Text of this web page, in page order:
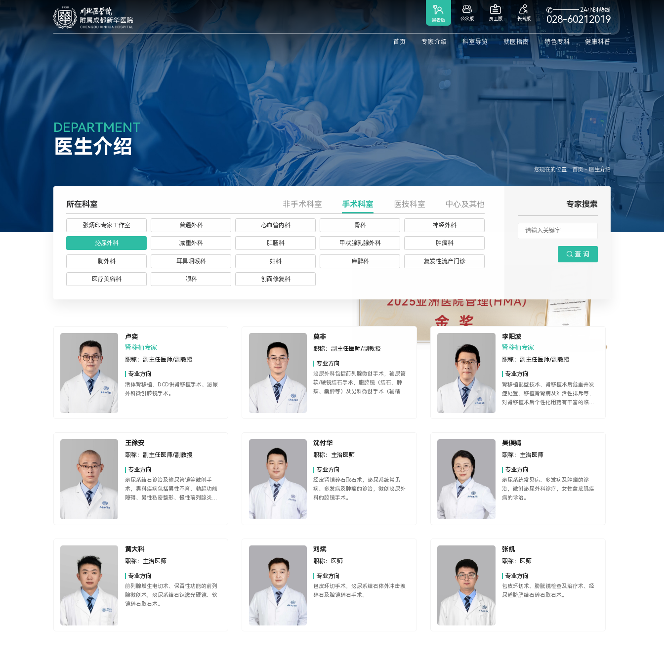
患者版

公众版

员工版

长者版
 24小时热线
028-60212019
首页 专家介绍 科室导览 就医指南 特色专科 健康科普
DEPARTMENT
医生介绍
您现在的位置：首页 - 医生介绍
所在科室 非手术科室 手术科室 医技科室 中心及其他
张炳印专家工作室 普通外科 心血管内科 骨科 神经外科
泌尿外科 减重外科 肛肠科 甲状腺乳腺外科 肿瘤科
胸外科 耳鼻咽喉科 妇科 麻醉科 复发性流产门诊
医疗美容科 眼科 创面修复科
专家搜索
 查 询
卢奕
肾移植专家
职称： 副主任医师/副教授
专业方向
活体肾移植、DCD供肾移植手术、泌尿
外科微创腔镜手术。
莫非
职称： 副主任医师/副教授
专业方向
泌尿外科包括前列腺微创手术，输尿管
软/硬镜结石手术，腹腔镜（结石、肿
瘤、囊肿等）及男科微创手术（输精
李阳波
肾移植专家
职称： 副主任医师/副教授
专业方向
肾移植配型技术、肾移植术后危重并发
症处置、移植肾肾病及难治性排斥等，
对肾移植术后个性化用药有丰富的临床
王豫安
职称： 副主任医师/副教授
专业方向
泌尿系结石诊治及输尿管镜等微创手
术，男科疾病包括男性不育、勃起功能
障碍、男性私密整形、慢性前列腺炎
沈付华
职称： 主治医师
专业方向
经皮肾镜碎石取石术，泌尿系统常见
病、多发病及肿瘤的诊治，微创泌尿外
科的腔镜手术。
吴俣婧
职称： 主治医师
专业方向
泌尿系统常见病、多发病及肿瘤的诊
治，微创泌尿外科诊疗，女性盆底肌疾
病的诊治。
黄大科
职称： 主治医师
专业方向
前列腺增生电切术、保留性功能的前列
腺微创术，泌尿系结石钬激光硬镜、软
镜碎石取石术。
刘斌
职称： 医师
专业方向
包皮环切手术，泌尿系结石体外冲击波
碎石及腔镜碎石手术。
张凯
职称： 医师
专业方向
包皮环切术、膀胱镜检查及治疗术、经
尿道膀胱结石碎石取石术。